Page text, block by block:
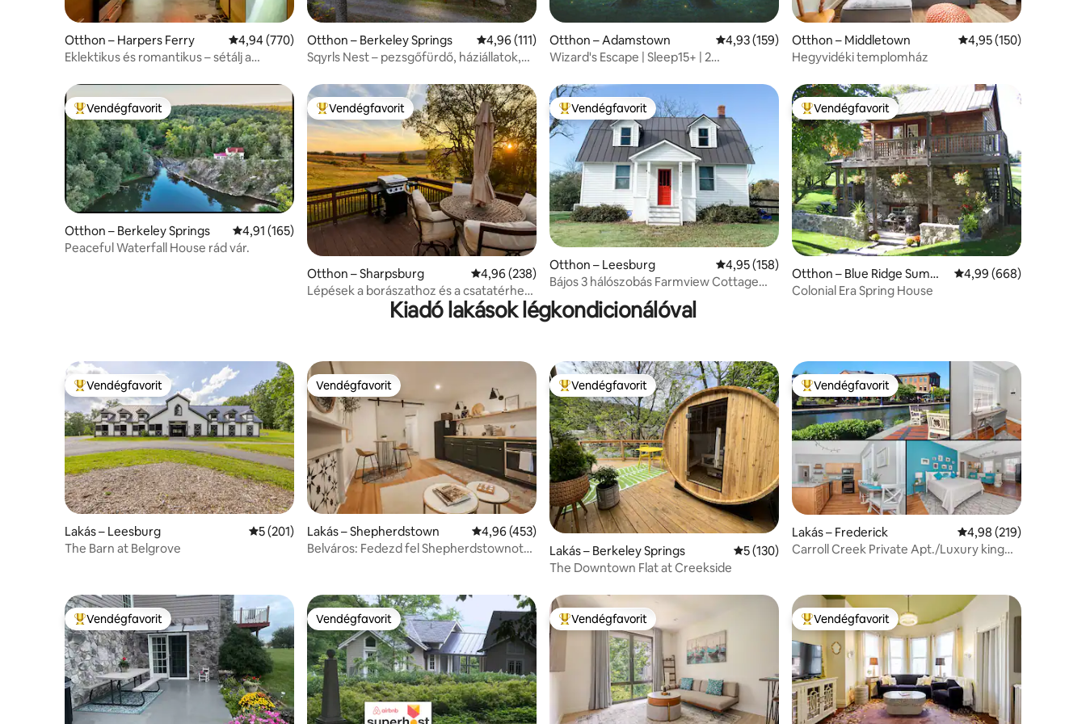
Otthon – Harpers Ferry Átlagos értékelés: 5/4,94, 770 vélemény
4,94 (770)
Eklektikus és romantikus – sétálj a
Otthon – Berkeley Springs Átlagos értékelés: 5/4,96, 111 vélemény
4,96 (111)
Sqyrls Nest – pezsgőfürdő, háziállatok,
Otthon – Adamstown Átlagos értékelés: 5/4,93, 159 vélemény
4,93 (159)
Wizard's Escape | Sleep15+ | 2
Otthon – Middletown Átlagos értékelés: 5/
4,95 (150)
Hegyvidéki templomház
Kiemelt vendégfavorit
Vendégfavorit
Otthon – Berkeley Springs Átlagos értékelés: 5/4,91, 165 vélemény
4,91 (165)
Peaceful Waterfall House rád vár.
Kiemelt vendégfavorit
Vendégfavorit
Otthon – Sharpsburg Átlagos értékelés: 5/4,96, 238 vélemény
4,96 (238)
Lépések a borászathoz és a csatatérhez
– 1 hektáros elvonulás
Kiemelt vendégfavorit
Vendégfavorit
Otthon – Leesburg Átlagos értékelés: 5/4,95, 158 vélemény
4,95 (158)
Bájos 3 hálószobás Farmview Cottage
Észak-Virginiában
Kiemelt vendégfavorit
Vendégfavorit
Otthon – Blue Ridge Summi
t
Átlagos értékelés: 5/
4,99 (668)
Colonial Era Spring House
Kiadó lakások légkondicionálóval
Kiemelt vendégfavorit
Vendégfavorit
Lakás – Leesburg Átlagos értékelés: 5/5, 201 vélemény
5 (201)
The Barn at Belgrove
Vendégfavorit
Vendégfavorit
Lakás – Shepherdstown Átlagos értékelés: 5/4,96, 453 vélemény
4,96 (453)
Belváros: Fedezd fel Shepherdstownot
Kiemelt vendégfavorit
Vendégfavorit
Lakás – Berkeley Springs Átlagos értékelés: 5/5, 130 vélemény
5 (130)
The Downtown Flat at Creekside
Kiemelt vendégfavorit
Vendégfavorit
Lakás – Frederick Átlagos értékelés: 5/
4,98 (219)
Carroll Creek Private Apt./Luxury king
Kiemelt vendégfavorit
Vendégfavorit Vendégfavorit
Vendégfavorit Kiemelt vendégfavorit
Vendégfavorit Kiemelt vendégfavorit
Vendégfavorit